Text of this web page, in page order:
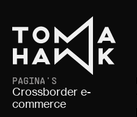
PAGINA'S
Crossborder e-
commerce